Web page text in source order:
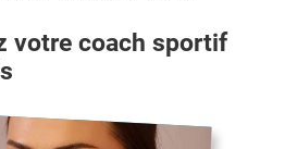
votre coach sportif